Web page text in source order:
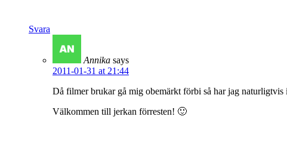
Svara
Annika says
2011-01-31 at 21:44
Då filmer brukar gå mig obemärkt förbi så har jag naturligtvis
Välkommen till jerkan förresten! 🙂